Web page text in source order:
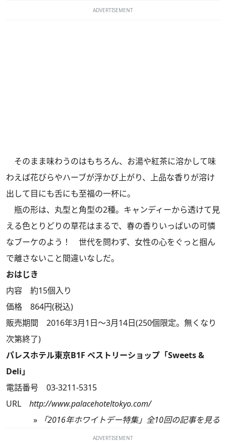
ADVERTISEMENT
そのまま味わうのはもちろん、お湯や紅茶に溶かして味
わえば花びらやハーブが浮かび上がり、上品な香りが溶け
出して目にも舌にも至福の一杯に。
瓶の形は、丸型と角型の2種。キャンディーから透けて見
える色とりどりの草花はまるで、春の香りいっぱいの可憐
なブーケのよう！ 世代を問わず、女性の心をぐっと掴ん
で離さないこと間違いなしだ。
おはじき
内容 約15個入り
価格 864円(税込)
販売期間 2016年3月1日～3月14日(250個限定。無くなり
次第終了)
パレスホテル東京B1F ペストリーショップ「Sweets &
Deli」
電話番号 03-3211-5315
URL http://www.palacehoteltokyo.com/
»
「2016年ホワイトデー特集」全10回の記事を見る
ADVERTISEMENT